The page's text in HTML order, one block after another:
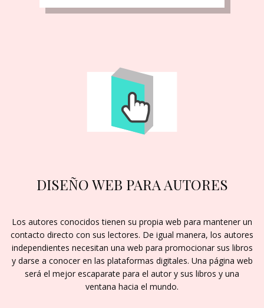
DISEÑO WEB PARA AUTORES
Los autores conocidos tienen su propia web para mantener un
contacto directo con sus lectores. De igual manera, los autores
independientes necesitan una web para promocionar sus libros
y darse a conocer en las plataformas digitales. Una página web
será el mejor escaparate para el autor y sus libros y una
ventana hacia el mundo.